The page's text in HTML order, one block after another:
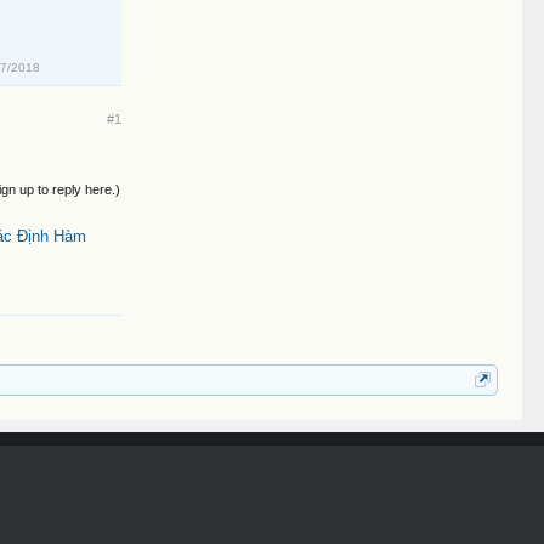
2018
#1
up to reply here.)
Định Hàm